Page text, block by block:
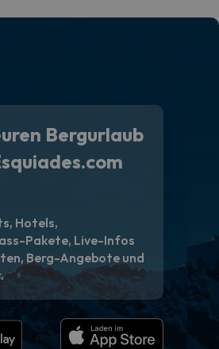
Bergurlaub
Hotels,
Pakete, Live-Infos
Berg-Angebote und